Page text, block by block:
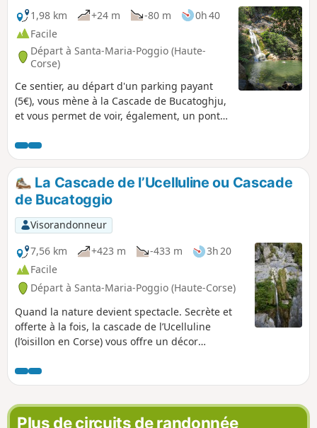
1,98 km
+24 m -80 m
0h 40
Facile
Départ à Santa-Maria-Poggio (Haute-
Corse)
Ce sentier, au départ d'un parking payant
(5€), vous mène à la Cascade de Bucatoghju,
et vous permet de voir, également, un pont
avec, toutefois, plusieurs traversées de
cours d'eau (aménagées).
La Cascade de l’Ucelluline ou Cascade
de Bucatoggio
Visorandonneur
7,56 km
+423 m -433 m
3h 20
Facile
Départ à Santa-Maria-Poggio (Haute-Corse)
Quand la nature devient spectacle. Secrète et
offerte à la fois, la cascade de l’Ucelluline
(l’oisillon en Corse) vous offre un décor
Entre les villages de Santa Maria Poggio et San
Nicolao, découvrez ce site sauvage et préservé
où une eau fraîche et limpide se déverse sous
vos yeux et poursuit son chemin jusqu'à la mer.
Plus de circuits de randonnée